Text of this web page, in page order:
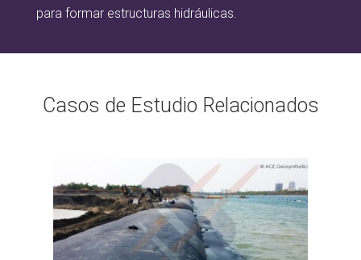
para formar estructuras hidráulicas.
Casos de Estudio Relacionados